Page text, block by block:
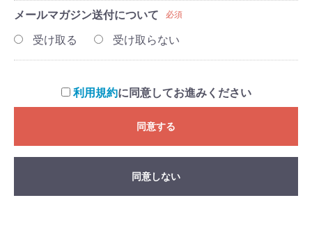
メールマガジン送付について 必須
受け取る 受け取らない
利用規約に同意してお進みください
同意する
同意しない